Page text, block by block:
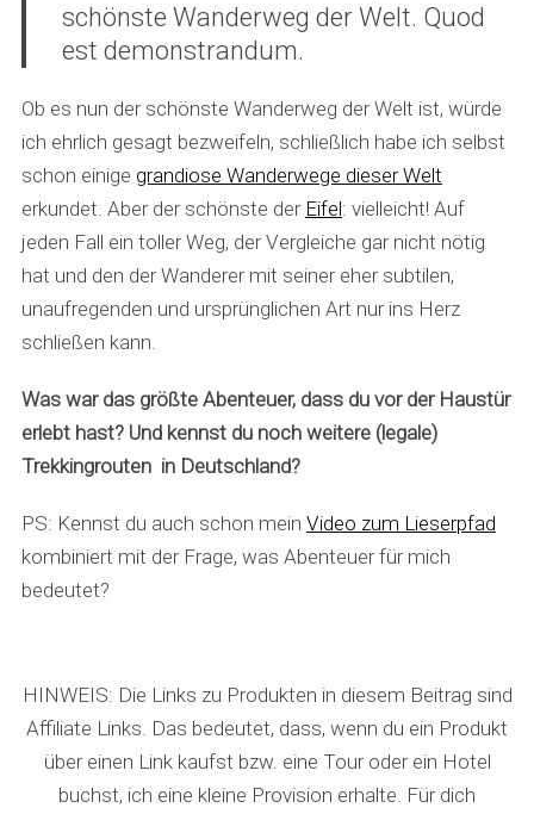
schönste Wanderweg der Welt. Quod
est demonstrandum.
Ob es nun der schönste Wanderweg der Welt ist, würde
ich ehrlich gesagt bezweifeln, schließlich habe ich selbst
schon einige grandiose Wanderwege dieser Welt
erkundet. Aber der schönste der Eifel: vielleicht! Auf
jeden Fall ein toller Weg, der Vergleiche gar nicht nötig
hat und den der Wanderer mit seiner eher subtilen,
unaufregenden und ursprünglichen Art nur ins Herz
schließen kann.
Was war das größte Abenteuer, dass du vor der Haustür
erlebt hast? Und kennst du noch weitere (legale)
Trekkingrouten in Deutschland?
PS: Kennst du auch schon mein Video zum Lieserpfad
kombiniert mit der Frage, was Abenteuer für mich
bedeutet?
HINWEIS: Die Links zu Produkten in diesem Beitrag sind
Affiliate Links. Das bedeutet, dass, wenn du ein Produkt
über einen Link kaufst bzw. eine Tour oder ein Hotel
buchst, ich eine kleine Provision erhalte. Für dich